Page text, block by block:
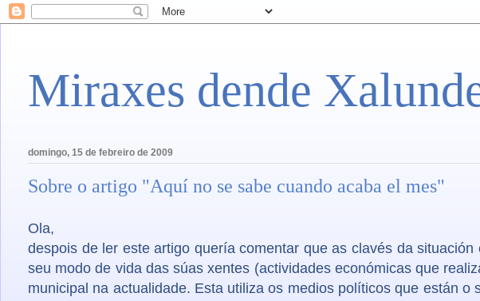
Miraxes dende
domingo, 15 de febreiro de 2009
Sobre o artigo "Aquí no se sabe cuando acaba el mes"
Ola,
despois de ler este artigo quería comentar que as clavés da
seu modo de vida das súas xentes (actividades económicas que
municipal na actualidade. Esta utiliza os medios políticos que están o